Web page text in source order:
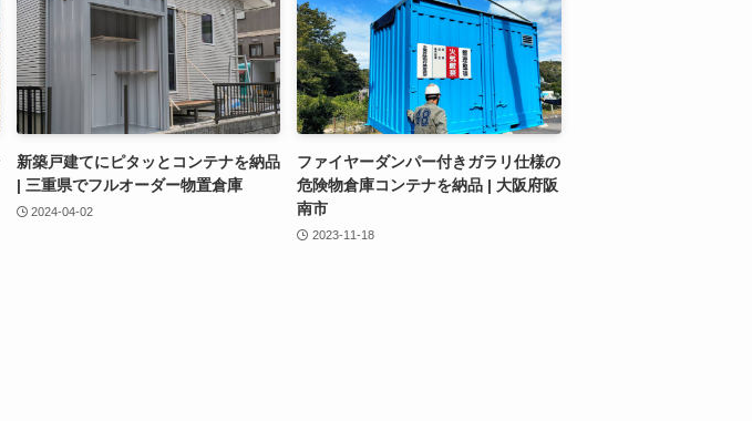
新築戸建てにピタッとコンテナを納品
| 三重県でフルオーダー物置倉庫
2024-04-02
ファイヤーダンパー付きガラリ仕様の
危険物倉庫コンテナを納品 | 大阪府阪
南市
2023-11-18